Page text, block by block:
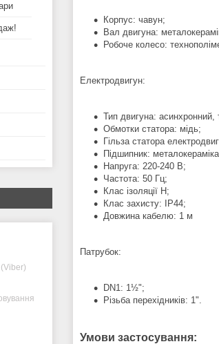
Корпус: чавун;
Вал двигуна:
Робоче колесо:
Електродвигун:
Тип двигуна:
Обмотки статора: мідь;
Гільза статора
Підшипник:
Напруга: 220-240 В;
Частота: 50 Гц;
Клас ізоляції Н;
Клас захисту: IP44;
Довжина кабелю: 1 м
Патрубок:
DN1: 1½";
Різьба перехідників: 1".
Умови застосування: